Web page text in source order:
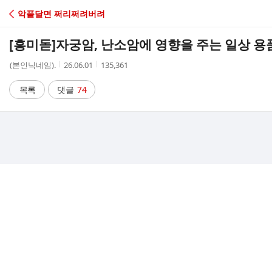
C
A
악플달면 쩌리쩌려버려
[흥미돋]자궁암, 난소암에 영향을 주는 일상 용
작
자
(본인닉네임).
작
시
간
26.06.01
조
135,361
목록 댓글 74